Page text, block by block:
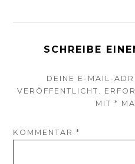
SCHREIBE
DEINE E-MAIL-
VERÖFFENTLICHT.
MIT *
KOMMENTAR*